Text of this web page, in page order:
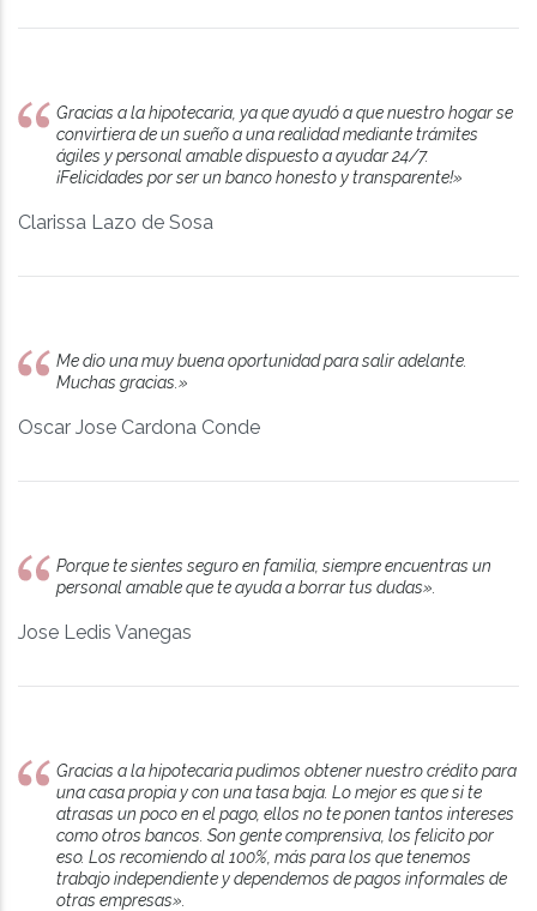
Gracias a la hipotecaria, ya que ayudó a que nuestro hogar se
convirtiera de un sueño a una realidad mediante trámites
ágiles y personal amable dispuesto a ayudar 24/7.
¡Felicidades por ser un banco honesto y transparente!»
Clarissa Lazo de Sosa
Me dio una muy buena oportunidad para salir adelante.
Muchas gracias.»
Oscar Jose Cardona Conde
Porque te sientes seguro en familia, siempre encuentras un
personal amable que te ayuda a borrar tus dudas».
Jose Ledis Vanegas
Gracias a la hipotecaria pudimos obtener nuestro crédito para
una casa propia y con una tasa baja. Lo mejor es que si te
atrasas un poco en el pago, ellos no te ponen tantos intereses
como otros bancos. Son gente comprensiva, los felicito por
eso. Los recomiendo al 100%, más para los que tenemos
trabajo independiente y dependemos de pagos informales de
otras empresas».